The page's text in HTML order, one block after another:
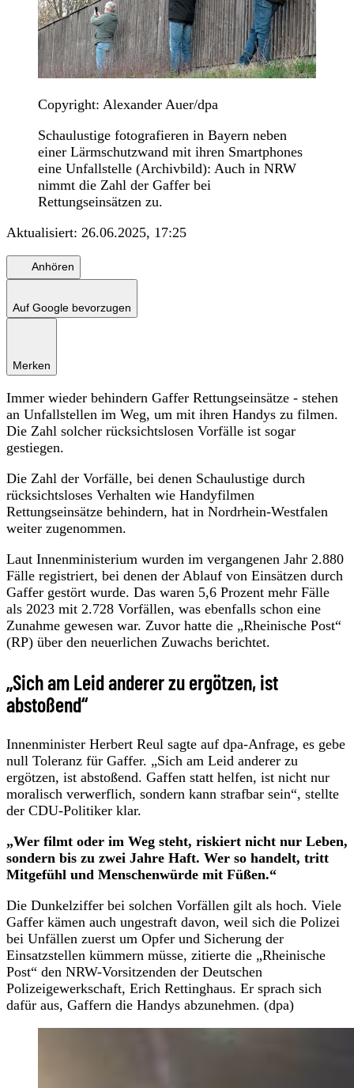
Copyright: Alexander Auer/dpa
Schaulustige fotografieren in Bayern neben
einer Lärmschutzwand mit ihren Smartphones
eine Unfallstelle (Archivbild): Auch in NRW
nimmt die Zahl der Gaffer bei
Rettungseinsätzen zu.
Aktualisiert: 26.06.2025, 17:25
Anhören
Auf Google bevorzugen
Merken
Immer wieder behindern Gaffer Rettungseinsätze - stehen
an Unfallstellen im Weg, um mit ihren Handys zu filmen.
Die Zahl solcher rücksichtslosen Vorfälle ist sogar
gestiegen.
Die Zahl der Vorfälle, bei denen Schaulustige durch
rücksichtsloses Verhalten wie Handyfilmen
Rettungseinsätze behindern, hat in Nordrhein-Westfalen
weiter zugenommen.
Laut Innenministerium wurden im vergangenen Jahr 2.880
Fälle registriert, bei denen der Ablauf von Einsätzen durch
Gaffer gestört wurde. Das waren 5,6 Prozent mehr Fälle
als 2023 mit 2.728 Vorfällen, was ebenfalls schon eine
Zunahme gewesen war. Zuvor hatte die „Rheinische Post“
(RP) über den neuerlichen Zuwachs berichtet.
„Sich am Leid anderer zu ergötzen, ist
abstoßend“
Innenminister Herbert Reul sagte auf dpa-Anfrage, es gebe
null Toleranz für Gaffer. „Sich am Leid anderer zu
ergötzen, ist abstoßend. Gaffen statt helfen, ist nicht nur
moralisch verwerflich, sondern kann strafbar sein“, stellte
der CDU-Politiker klar.
„Wer filmt oder im Weg steht, riskiert nicht nur Leben,
sondern bis zu zwei Jahre Haft. Wer so handelt, tritt
Mitgefühl und Menschenwürde mit Füßen.“
Die Dunkelziffer bei solchen Vorfällen gilt als hoch. Viele
Gaffer kämen auch ungestraft davon, weil sich die Polizei
bei Unfällen zuerst um Opfer und Sicherung der
Einsatzstellen kümmern müsse, zitierte die „Rheinische
Post“ den NRW-Vorsitzenden der Deutschen
Polizeigewerkschaft, Erich Rettinghaus. Er sprach sich
dafür aus, Gaffern die Handys abzunehmen. (dpa)